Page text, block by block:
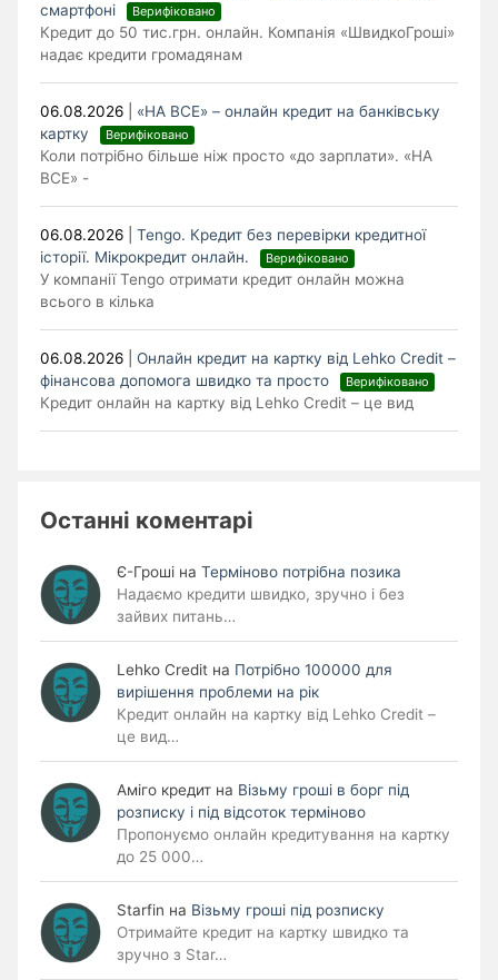
смартфоні
Верифіковано
Кредит до 50 тис.грн. онлайн. Компанія «ШвидкоГроші»
надає кредити громадянам
06.08.2026
«НА ВСЕ» – онлайн кредит на банківську
картку
Верифіковано
Коли потрібно більше ніж просто «до зарплати». «НА
ВСЕ» -
06.08.2026 |Tengo. Кредит без перевірки кредитної
історії. Мікрокредит онлайн.
Верифіковано
У компанії Tengo отримати кредит онлайн можна
всього в кілька
06.08.2026 |Онлайн кредит на картку від Lehko Сredit –
фінансова допомога швидко та просто
Верифіковано
Кредит онлайн на картку від Lehko Credit – це вид
Останні коментарі
Є-Гроші на Терміново потрібна позика
Надаємо кредити швидко, зручно і без
зайвих питань…
Lehko Сredit на Потрібно 100000 для
вирішення проблеми на рік
Кредит онлайн на картку від Lehko Credit –
це вид…
Аміго кредит на Візьму гроші в борг під
розписку і під відсоток терміново
Пропонуємо онлайн кредитування на картку
до 25 000…
Starfin на Візьму гроші під розписку
Отримайте кредит на картку швидко та
зручно з Star…